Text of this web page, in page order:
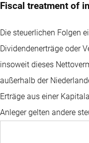
Fiscal treatment of
Die steuerlichen Folgen
Dividendenerträge oder
insoweit dieses
außerhalb der
Erträge aus einer
Anleger gelten andere